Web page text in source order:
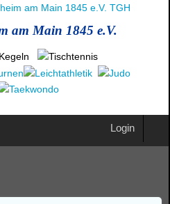
am Main 1845 e.V.
Login